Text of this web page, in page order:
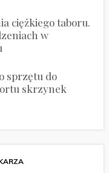
ciężkiego taboru.
w
sprzętu do
skrzynek